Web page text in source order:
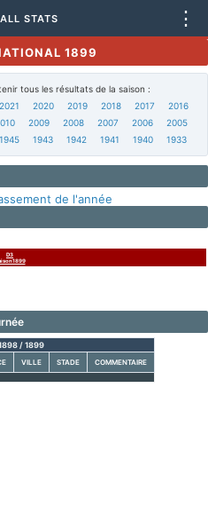
STATS ⋮
1899
tous les résultats de la saison :
2021 2020 2019 2018 2017
2016
2009 2008 2007 2006
2005
1945 1943 1942 1941 1940 1933
de l'année
D3
/ 1899
VILLE STADE COMMENTAIRE